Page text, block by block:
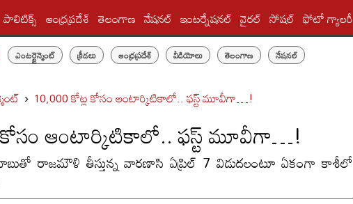
పాలిటిక్స్‌ ఆంధ్రప్రదేశ్ తెలంగాణ నేషనల్ ఇంటర్నేషనల్ వైరల్ సోషల్ ఫోటో గ్యాలరీ
ఎంటర్టైన్మెంట్ క్రీడలు ఆంధ్రప్రదేశ్ వీడియోలు తెలంగాణ నేషనల్
10,000 కోట్ల కోసం ఆంటార్కిటికాలో.. ఫస్ట్ మూవీగా…!
కోసం ఆంటార్కిటికాలో.. ఫస్ట్ మూవీగా…!
రాజమౌళి తీస్తున్న వారణాసి ఏప్రిల్ 7 విడుదలంటూ ఏకంగా కాశీలో